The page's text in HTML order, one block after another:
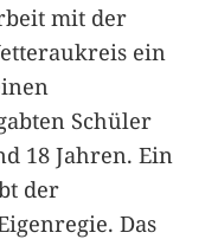
mit der
ein
Schüler
18 Jahren. Ein
der
Das